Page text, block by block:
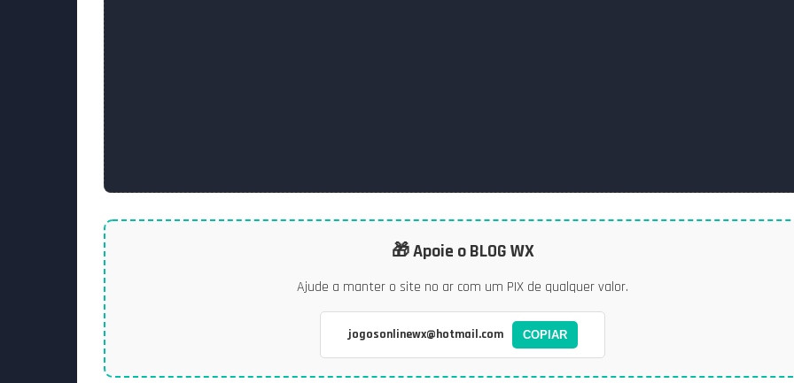
🎁 Apoie o BLOG WX
Ajude a manter o site no ar com um PIX de qualquer valor.
jogosonlinewx@hotmail.com COPIAR